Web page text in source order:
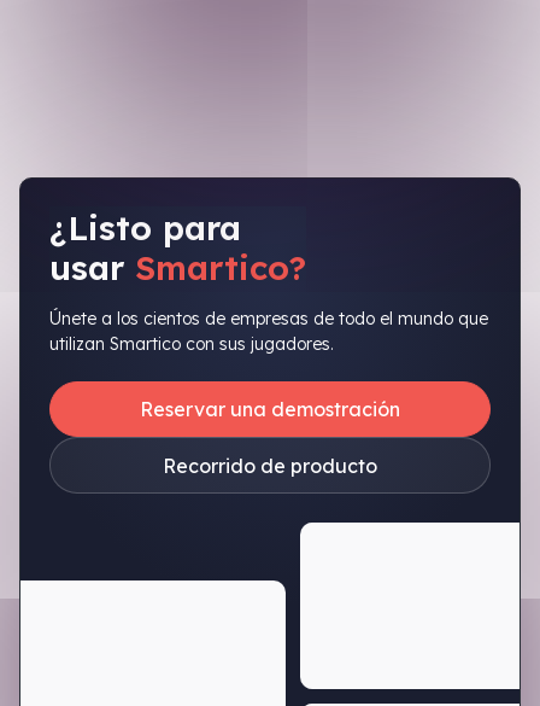
¿Listo para
usar Smartico?
Únete a los cientos de empresas de todo el mundo que
utilizan Smartico con sus jugadores.
Reservar una demostración
Recorrido de producto